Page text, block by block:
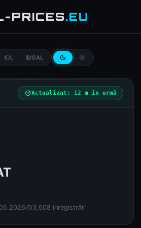
PRICES.EU
€/L $/GAL dark_mode light_mode
updateActualizat: 12 m în urmă
history3,608 înregistrări